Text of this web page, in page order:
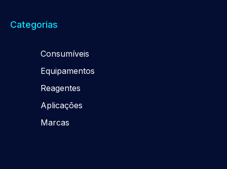
Categorias
Consumíveis
Equipamentos
Reagentes
Aplicações
Marcas